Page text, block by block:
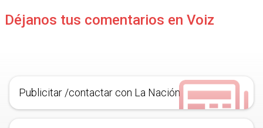
Déjanos tus comentarios en Voiz
Publicitar /contactar con La Nación